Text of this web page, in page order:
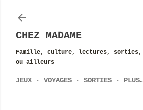
CHEZ MADAME
Famille, culture, lectures, sorties,
ou ailleurs
JEUX VOYAGES SORTIES